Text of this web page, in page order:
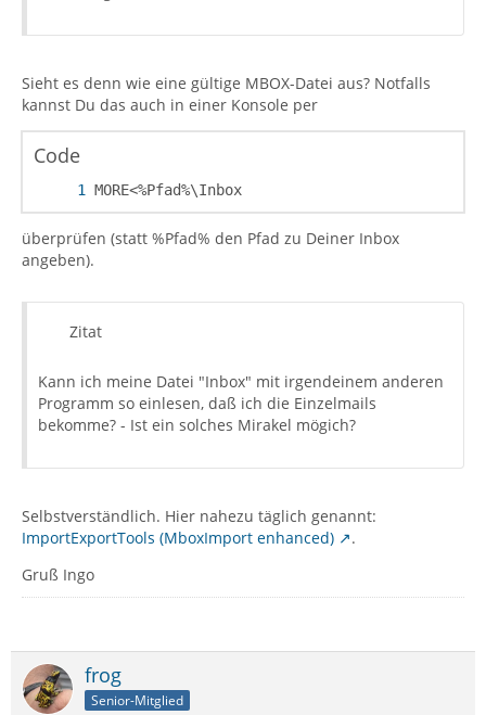
Sieht es denn wie eine gültige MBOX-Datei aus? Notfalls
kannst Du das auch in einer Konsole per
Code
MORE<%Pfad%\Inbox
überprüfen (statt %Pfad% den Pfad zu Deiner Inbox
angeben).
Zitat
Kann ich meine Datei "Inbox" mit irgendeinem anderen
Programm so einlesen, daß ich die Einzelmails
bekomme? - Ist ein solches Mirakel mögich?
Selbstverständlich. Hier nahezu täglich genannt:
ImportExportTools (MboxImport enhanced)
.
Gruß Ingo
frog
Senior-Mitglied